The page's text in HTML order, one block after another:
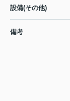
設備(その他)
備考